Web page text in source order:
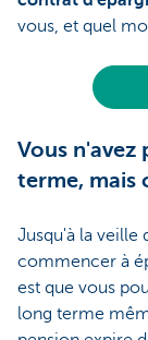
vous, et quel
Vous n'avez
terme, mais
Jusqu'à la veille
commencer à
est que vous
long terme